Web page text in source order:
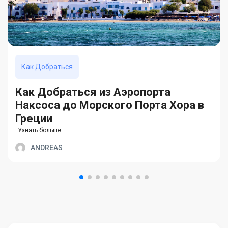
Как Добраться
Как Добраться из Аэропорта
Наксоса до Морского Порта Хора в
Греции
Узнать больше
ANDREAS